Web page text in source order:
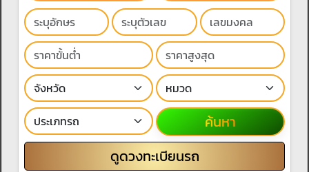
ค้นหา
ดูดวงทะเบียนรถ